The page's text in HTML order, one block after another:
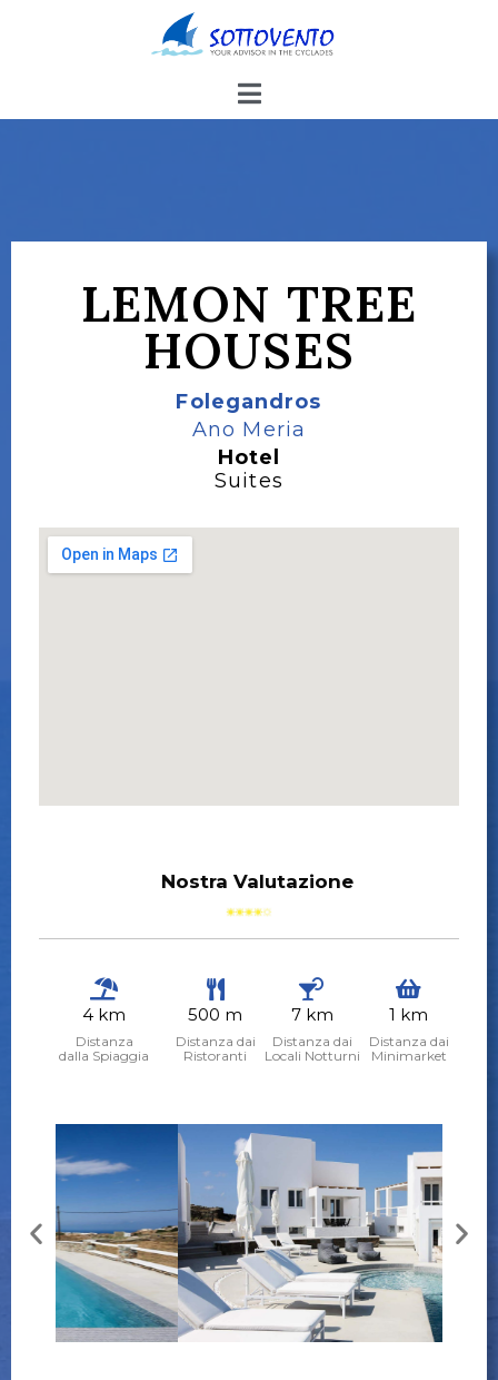
LEMON TREE
HOUSES
Folegandros
Ano Meria
Hotel
Suites
Nostra Valutazione
4 km
Distanza
dalla Spiaggia
500 m
Distanza dai
Ristoranti
7 km
Distanza dai
Locali Notturni
1 km
Distanza dai
Minimarket